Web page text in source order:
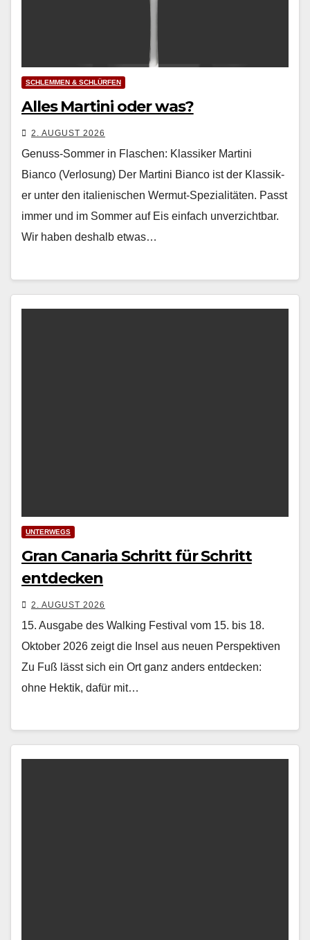
SCHLEMMEN & SCHLÜRFEN
Alles Martini oder was?
2. AUGUST 2026
Genuss-Sommer in Flaschen: Klassiker Martini
Bianco (Verlosung) Der Mar­ti­ni Bian­co ist der Klas­sik­
er unter den ital­ienis­chen Wer­mut-Spezial­itäten. Passt
immer und im Som­mer auf Eis ein­fach unverzicht­bar.
Wir haben deshalb etwas…
UNTERWEGS
Gran Canaria Schritt für Schritt
entdecken
2. AUGUST 2026
15. Ausgabe des Walking Festival vom 15. bis 18.
Oktober 2026 zeigt die Insel aus neuen Perspektiven
Zu Fuß lässt sich ein Ort ganz anders ent­deck­en:
ohne Hek­tik, dafür mit…